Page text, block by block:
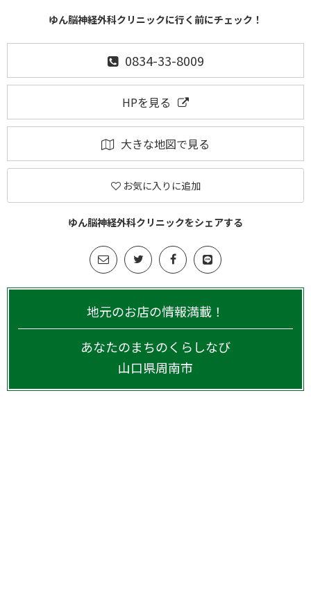
ゆん脳神経外科クリニックに行く前にチェック！
0834-33-8009
HPを見る
大きな地図で見る
お気に入りに追加
ゆん脳神経外科クリニックをシェアする
地元のお店の情報満載！
あなたのまちのくらしなび
山口県周南市